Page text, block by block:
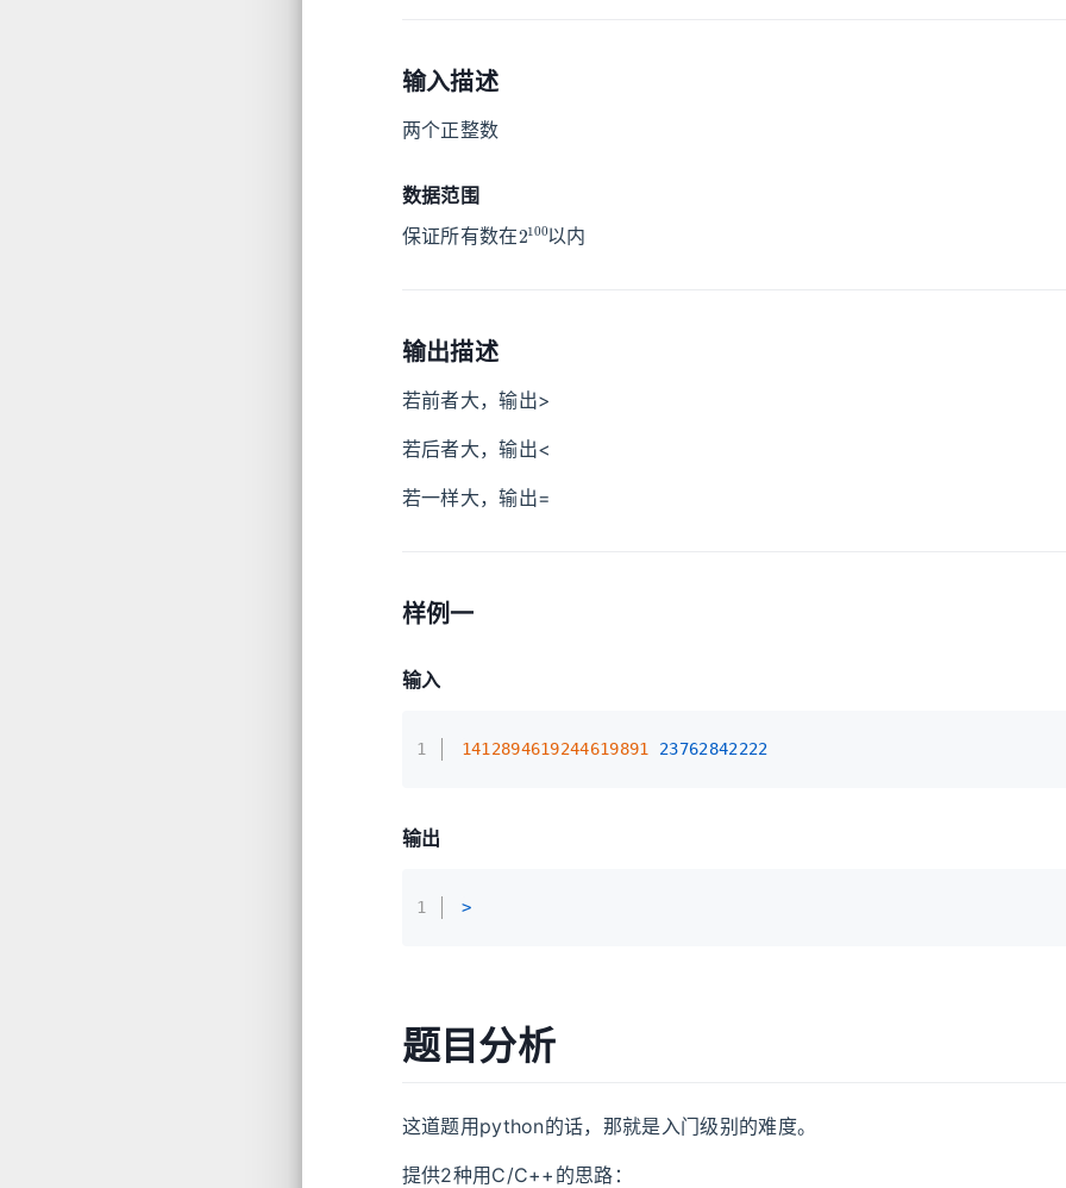
输入描述
两个正整数
数据范围
保证所有数在
以内
输出描述
若前者大，输出>
若后者大，输出<
若一样大，输出=
样例一
输入
1 1412894619244619891 23762842222
输出
1 >
题目分析
这道题用python的话，那就是入门级别的难度。
提供2种用C/C++的思路：